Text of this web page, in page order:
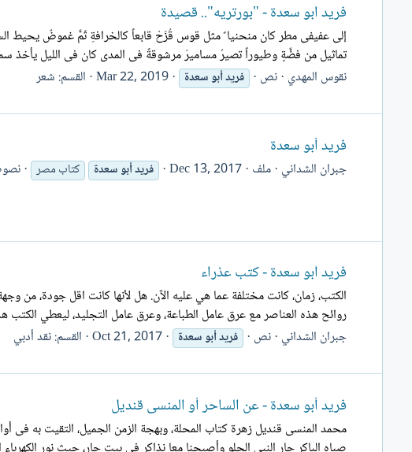
فريد أبو سعدة - "بورتريه".. قصيدة
إلى عفيفى مطر كان منحنيا ً مثل قوس قُزَحْ قابعاً كالخرافةِ ثَمَّ غموضٌ يحيط
تماثيل من فضَّةٍ وطيوراً تصيرُ مساميرَ مرشوقةً فى المدى كان فى الليل يأخذ
نقوس المهدي نص فريدأبوسعدة Mar 22, 2019 القسم: شعر
فريد أبو سعدة
جبران الشداني ملف Dec 13, 2017 فريدأبوسعدة كتاب مصر
فريد أبو سعدة - كتب عذراء
الكتب، زمان، كانت مختلفة عما هي عليه الآن. هل لأنها كانت اقل جودة، من
روائح هذه العناصر مع عرق عامل الطباعة، وعرق عامل التجليد، ليعطي الكتب
جبران الشداني نص فريدأبوسعدة Oct 21, 2017 القسم:نقد أدبي
فريد أبو سعدة - عن الساحر أو المنسى قنديل
محمد المنسى قنديل زهرة كتاب المحلة، وبهجة الزمن الجميل، التقيت به فى